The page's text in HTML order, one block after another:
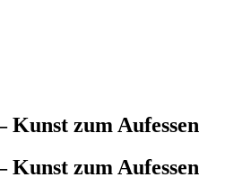
zum Aufessen
zum Aufessen